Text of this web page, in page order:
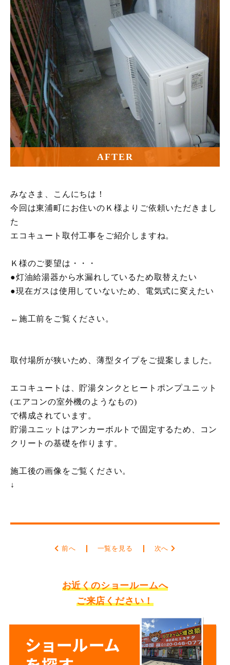
AFTER
みなさま、こんにちは！
今回は東浦町にお住いのＫ様よりご依頼いただきまし
た
エコキュート取付工事をご紹介しますね。
Ｋ様のご要望は・・・
●灯油給湯器から水漏れしているため取替えたい
●現在ガスは使用していないため、電気式に変えたい
←施工前をご覧ください。
取付場所が狭いため、薄型タイプをご提案しました。
エコキュートは、貯湯タンクとヒートポンプユニット
(エアコンの室外機のようなもの)
で構成されています。
貯湯ユニットはアンカーボルトで固定するため、コン
クリートの基礎を作ります。
施工後の画像をご覧ください。
↓
前へ 一覧を見る 次へ
お近くのショールームへ
ご来店ください！